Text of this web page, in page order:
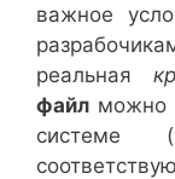
важное
реальная
файл можно
системе